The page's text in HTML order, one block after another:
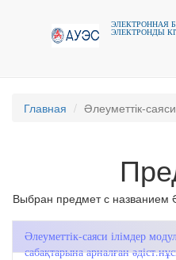
ЭЛЕКТРОННАЯ
ЭЛЕКТРОНДЫ
Главная Әлеуметтік-
Выбран предмет с названием
Әлеуметтік-саяси ілімдер
сабақтарына арналған